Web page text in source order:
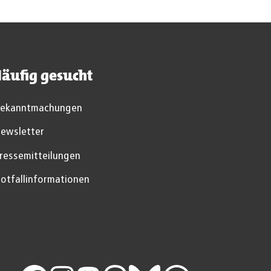
gesucht